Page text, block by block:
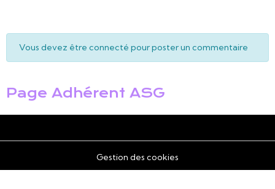
Vous devez être connecté pour poster un commentaire
Page Adhérent ASG
Gestion des cookies